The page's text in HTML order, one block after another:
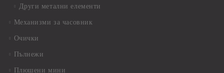
Други метални елементи
Механизми за часовник
Очички
Пълнежи
Плюшени мини